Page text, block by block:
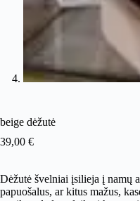
beige dėžutė
39,00 €
Dėžutė švelniai įsilieja į namų
papuošalus, ar kitus mažus,